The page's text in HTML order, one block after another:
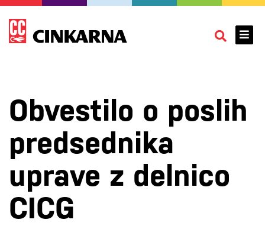
Obvestilo o poslih
predsednika
uprave z delnico
CICG